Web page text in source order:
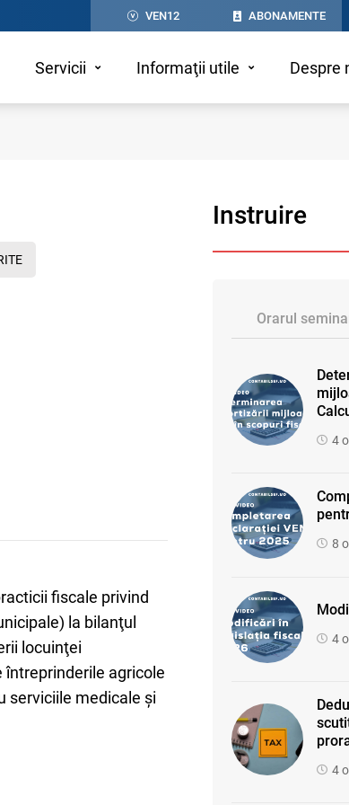
VEN12 ABONAMENTE
Servicii Informaţii utile Despre
fiscale privind
la bilanţul
locuinţei
agricole
serviciile medicale și
Instruire
Orarul
4
8
4
4